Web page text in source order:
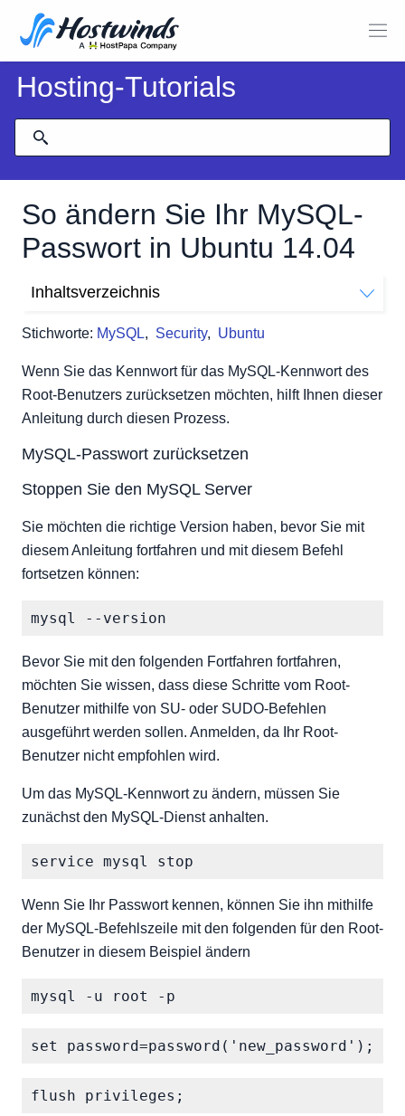
Hosting-Tutorials
So ändern Sie Ihr MySQL-
Passwort in Ubuntu 14.04
Stichworte: MySQL, Security, Ubuntu
Inhaltsverzeichnis
Stoppen Sie den MySQL Server
Passwort ändern
Verwenden Sie für MySQL 5.7.6 und neuer den
Eingabeaufforderung:
Wenn Sie das Kennwort für das MySQL-Kennwort des
Root-Benutzers zurücksetzen möchten, hilft Ihnen dieser
Anleitung durch diesen Prozess.
MySQL-Passwort zurücksetzen
Stoppen Sie den MySQL Server
Sie möchten die richtige Version haben, bevor Sie mit
diesem Anleitung fortfahren und mit diesem Befehl
fortsetzen können:
Bevor Sie mit den folgenden Fortfahren fortfahren,
möchten Sie wissen, dass diese Schritte vom Root-
Benutzer mithilfe von SU- oder SUDO-Befehlen
ausgeführt werden sollen. Anmelden, da Ihr Root-
Benutzer nicht empfohlen wird.
Um das MySQL-Kennwort zu ändern, müssen Sie
zunächst den MySQL-Dienst anhalten.
Wenn Sie Ihr Passwort kennen, können Sie ihn mithilfe
der MySQL-Befehlszeile mit den folgenden für den Root-
Benutzer in diesem Beispiel ändern